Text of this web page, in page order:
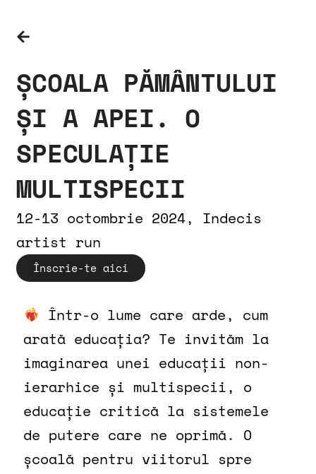
ȘCOALA PĂMÂNTULUI
ȘI A APEI. O
SPECULAȚIE
MULTISPECII
12-13 octombrie 2024, Indecis
artist run
Înscrie-te aici
Într-o lume care arde, cum
arată educația? Te invităm la
imaginarea unei educații non-
ierarhice și multispecii, o
educație critică la sistemele
de putere care ne oprimă. O
școală pentru viitorul spre